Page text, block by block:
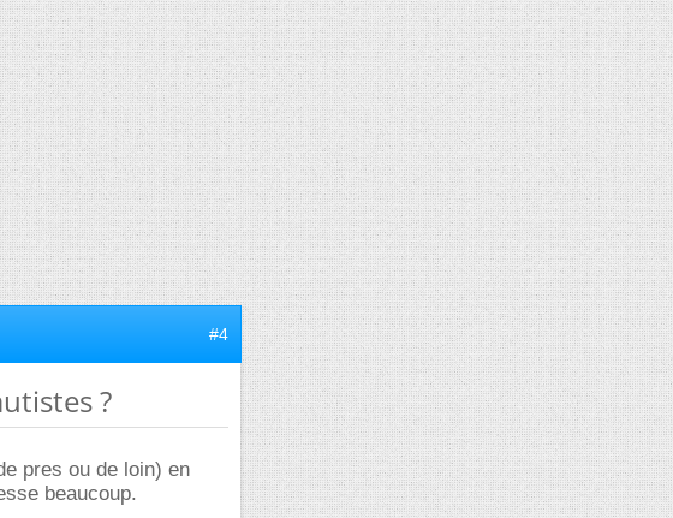
#4
?
pres ou de loin) en
beaucoup.